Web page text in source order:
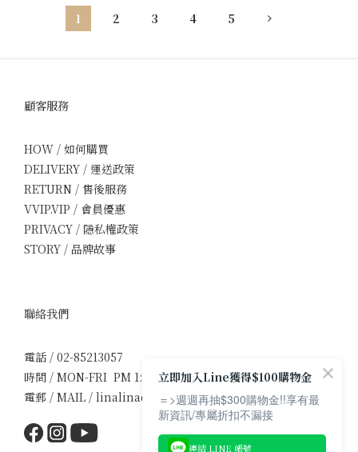
1 2 3 4 5
顧客服務
HOW / 如何購買
DELIVERY / 運送政策
RETURN / 售後服務
VVIP.VIP / 會員優惠
PRIVACY / 隱私權政策
STORY / 品牌故事
聯絡我們
電話 / 02-85213057
時間 / MON-FRI PM 1:30-5:00
電郵 / MAIL / linalinadress1107@gmail.com
立即加入Line獲得$100購物金
＝>週週再抽$300購物金!!享有最
新資訊/專屬折扣不漏接
連結 LINE 帳號